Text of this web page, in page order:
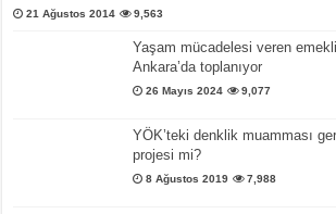
21 Ağustos 2014 9,563
Yaşam mücadelesi veren
Ankara’da toplanıyor
26 Mayıs 2024 9,077
YÖK’teki denklik muamması
projesi mi?
8 Ağustos 2019 7,988